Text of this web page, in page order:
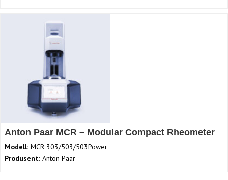
Anton Paar MCR – Modular Compact Rheometer
Modell: MCR 303/503/503Power
Produsent: Anton Paar